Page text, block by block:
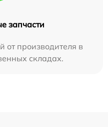
запчасти
от производителя в
складах.